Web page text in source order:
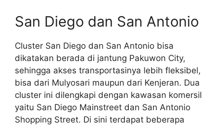
San Diego dan San Antonio
Cluster San Diego dan San Antonio bisa
dikatakan berada di jantung Pakuwon City,
sehingga akses transportasinya lebih fleksibel,
bisa dari Mulyosari maupun dari Kenjeran. Dua
cluster ini dilengkapi dengan kawasan komersil
yaitu San Diego Mainstreet dan San Antonio
Shopping Street. Di sini terdapat beberapa